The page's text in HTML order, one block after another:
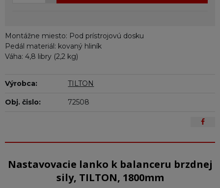
Montážne miesto: Pod prístrojovú dosku
Pedál materiál: kovaný hliník
Váha: 4,8 libry (2,2 kg)
Výrobca: TILTON
Obj. čislo: 72508
Nastavovacie lanko k balanceru brzdnej
sily, TILTON, 1800mm